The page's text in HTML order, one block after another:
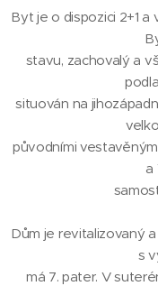
Byt je o dispozici 2+1
stavu, zachovalý a
situován na
původními
a
Dům je revitalizovaný
s
má 7. pater. V